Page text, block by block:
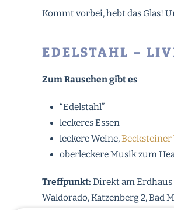
Kommt vorbei, hebt das Glas!
EDELSTAHL –
Zum Rauschen gibt es
“Edelstahl”
leckeres Essen
leckere Weine,Becksteiner
oberleckere Musik zum
Treffpunkt: Direkt am
Waldorado, Katzenberg 2, Bad